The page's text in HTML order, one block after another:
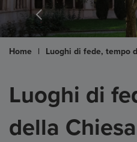
Home | Luoghi di fede, tempo
Luoghi di
della Chiesa